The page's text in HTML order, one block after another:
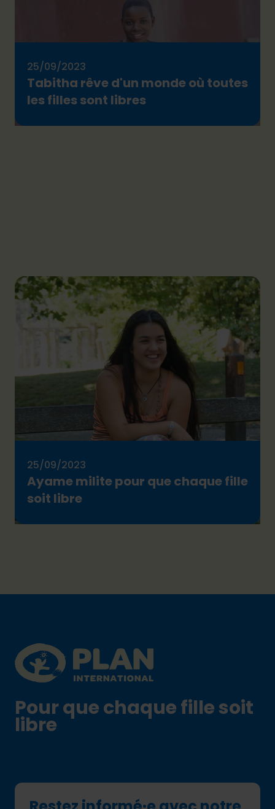
25/09/2023
Tabitha rêve d'un monde où toutes
les filles sont libres
25/09/2023
Ayame milite pour que chaque fille
soit libre
Plan International logo
Pour que chaque fille soit
libre